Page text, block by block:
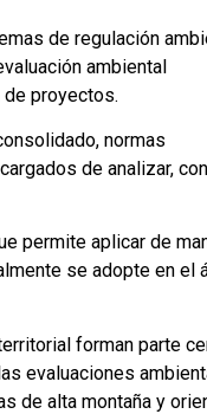
de regulación
ambiental
proyectos.
normas
de analizar,
permite aplicar de
se adopte en el
forman parte
evaluaciones
de alta montaña y